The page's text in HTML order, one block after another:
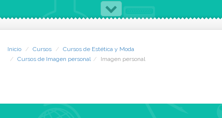
imagen personal de la marca
Fama Fabré.
salidas laborales.
Sabrás cómo aplicar
Además, cuentas con
diversos servicios de
aseroramos para que seas el
Aprovecha la formación y
Inicio Cursos
Cursos de Estética y Moda
Cursos de Imagen personal
Imagen personal